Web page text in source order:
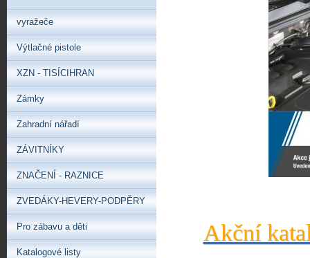
Akční
vyražeče
Výtlačné pistole
XZN - TISÍCIHRAN
Zámky
Zahradní nářadí
ZÁVITNÍKY
ZNAČENÍ - RAZNICE
ZVEDÁKY-HEVERY-PODPĚRY
Pro zábavu a děti
Katalogové listy